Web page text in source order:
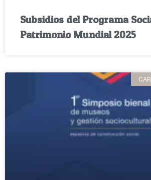
Subsidios del Programa
Patrimonio Mundial 2025